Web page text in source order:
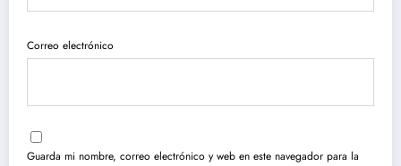
Correo electrónico
Guarda mi nombre, correo electrónico y web en este navegador para la